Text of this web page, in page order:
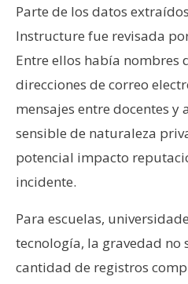
Parte de los datos
Instructure fue revisada
Entre ellos había nombres
direcciones de correo
mensajes entre docentes y
sensible de naturaleza
potencial impacto
incidente.
Para escuelas,
tecnología, la gravedad no
cantidad de registros